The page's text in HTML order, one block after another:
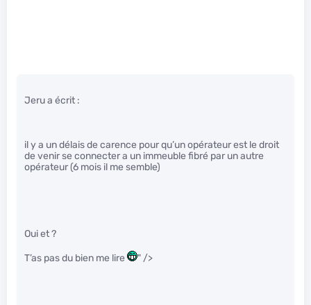
Jeru a écrit :
il y a un délais de carence pour qu’un opérateur est le droit
de venir se connecter a un immeuble fibré par un autre
opérateur (6 mois il me semble)
Oui et ?
T’as pas du bien me lire " />